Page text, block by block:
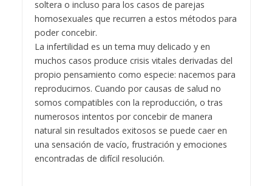
soltera o incluso para los casos de parejas
homosexuales que recurren a estos métodos para
poder concebir.
La infertilidad es un tema muy delicado y en
muchos casos produce crisis vitales derivadas del
propio pensamiento como especie: nacemos para
reproducirnos. Cuando por causas de salud no
somos compatibles con la reproducción, o tras
numerosos intentos por concebir de manera
natural sin resultados exitosos se puede caer en
una sensación de vacío, frustración y emociones
encontradas de difícil resolución.